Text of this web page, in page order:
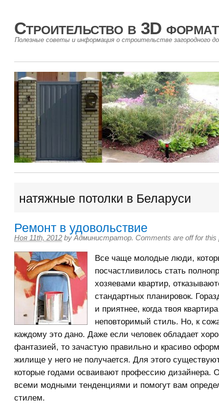
Строительство в 3D
Полезные советы и информация о строительстве загородного
натяжные потолки в Беларуси
Ремонт в удовольствие
Ноя 11th, 2012 by Администратор. Comments are off for this
Все чаще молодые люди,
посчастливилось стать
хозяевами квартир,
стандартных планировок.
и приятнее, когда твоя
неповторимый стиль. Но, к
каждому это дано. Даже если человек обладает
фантазией, то зачастую правильно и красиво
жилище у него не получается. Для этого
которые годами осваивают профессию дизайнера.
всеми модными тенденциями и помогут вам
стилем.